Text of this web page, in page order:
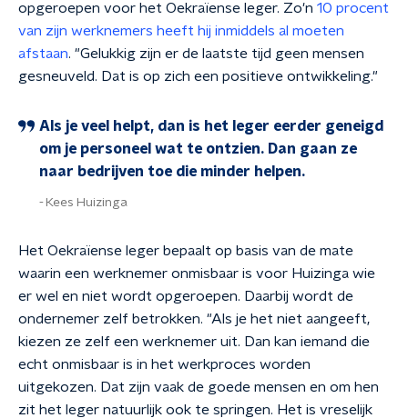
opgeroepen voor het Oekraïense leger. Zo'n 10 procent
van zijn werknemers heeft hij inmiddels al moeten
afstaan. "Gelukkig zijn er de laatste tijd geen mensen
gesneuveld. Dat is op zich een positieve ontwikkeling."
Als je veel helpt, dan is het leger eerder geneigd
om je personeel wat te ontzien. Dan gaan ze
naar bedrijven toe die minder helpen.
Kees Huizinga
Het Oekraïense leger bepaalt op basis van de mate
waarin een werknemer onmisbaar is voor Huizinga wie
er wel en niet wordt opgeroepen. Daarbij wordt de
ondernemer zelf betrokken. "Als je het niet aangeeft,
kiezen ze zelf een werknemer uit. Dan kan iemand die
echt onmisbaar is in het werkproces worden
uitgekozen. Dat zijn vaak de goede mensen en om hen
zit het leger natuurlijk ook te springen. Het is vreselijk